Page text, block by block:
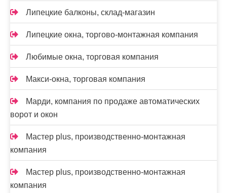
Липецкие балконы, склад-магазин
Липецкие окна, торгово-монтажная компания
Любимые окна, торговая компания
Макси-окна, торговая компания
Марди, компания по продаже автоматических
ворот и окон
Мастер plus, производственно-монтажная
компания
Мастер plus, производственно-монтажная
компания